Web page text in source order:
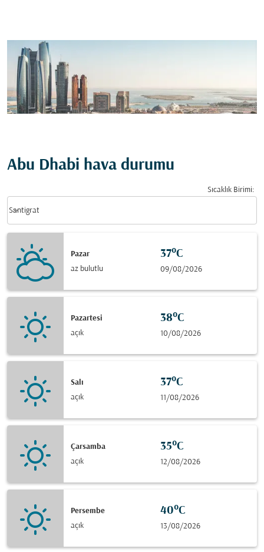
Abu Dhabi hava durumu
Sıcaklık Birimi:
Santigrat
keyboard_arrow_down
Pazar
az bulutlu
37°C
09/08/2026
Pazartesi
açık
38°C
10/08/2026
Salı
açık
37°C
11/08/2026
Çarsamba
açık
35°C
12/08/2026
Persembe
açık
40°C
13/08/2026